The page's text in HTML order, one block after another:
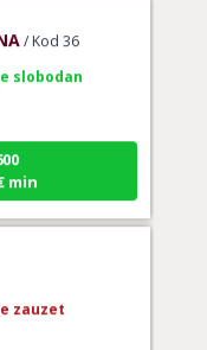
slobodan
zauzet